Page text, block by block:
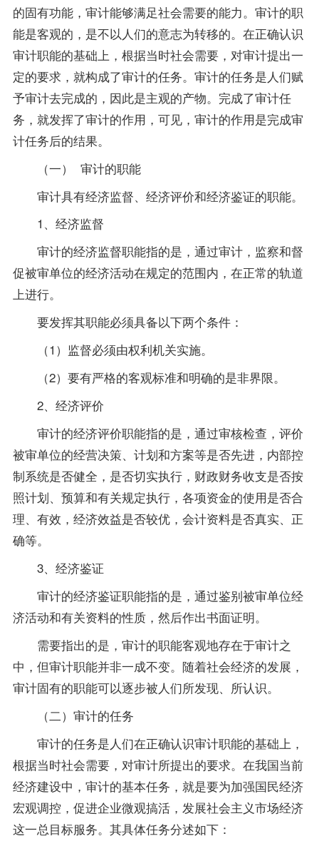
的固有功能，审计能够满足社会需要的能力。审计的职
能是客观的，是不以人们的意志为转移的。在正确认识
审计职能的基础上，根据当时社会需要，对审计提出一
定的要求，就构成了审计的任务。审计的任务是人们赋
予审计去完成的，因此是主观的产物。完成了审计任
务，就发挥了审计的作用，可见，审计的作用是完成审
计任务后的结果。
（一） 审计的职能
审计具有经济监督、经济评价和经济鉴证的职能。
1、经济监督
审计的经济监督职能指的是，通过审计，监察和督
促被审单位的经济活动在规定的范围内，在正常的轨道
上进行。
要发挥其职能必须具备以下两个条件：
（1）监督必须由权利机关实施。
（2）要有严格的客观标准和明确的是非界限。
2、经济评价
审计的经济评价职能指的是，通过审核检查，评价
被审单位的经营决策、计划和方案等是否先进，内部控
制系统是否健全，是否切实执行，财政财务收支是否按
照计划、预算和有关规定执行，各项资金的使用是否合
理、有效，经济效益是否较优，会计资料是否真实、正
确等。
3、经济鉴证
审计的经济鉴证职能指的是，通过鉴别被审单位经
济活动和有关资料的性质，然后作出书面证明。
需要指出的是，审计的职能客观地存在于审计之
中，但审计职能并非一成不变。随着社会经济的发展，
审计固有的职能可以逐步被人们所发现、所认识。
（二）审计的任务
审计的任务是人们在正确认识审计职能的基础上，
根据当时社会需要，对审计所提出的要求。在我国当前
经济建设中，审计的基本任务，就是要为加强国民经济
宏观调控，促进企业微观搞活，发展社会主义市场经济
这一总目标服务。其具体任务分述如下：